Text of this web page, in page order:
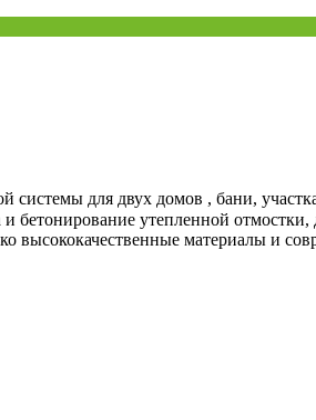
для двух домов , бани,
бетонирование утепленной
высококачественные материалы и